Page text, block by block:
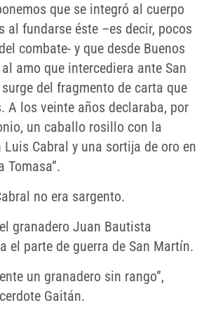
que se integró al cuerpo
al fundarse éste –es decir, pocos
combate- y que desde Buenos
amo que intercediera ante San
del fragmento de carta que
A los veinte años declaraba, por
un caballo rosillo con la
Luis Cabral y una sortija de oro en
Tomasa”.
no era sargento.
granadero Juan Bautista
el parte de guerra de San Martín.
un granadero sin rango”,
Gaitán.